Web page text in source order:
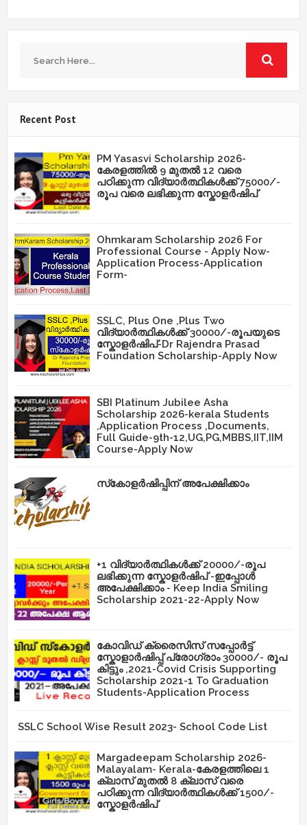
Recent Post
PM Yasasvi Scholarship 2026-
കേരളത്തിൽ 9 മുതൽ 12 വരെ
പഠിക്കുന്ന വിദ്യാർത്ഥികൾക്ക് 75000/-
രൂപ വരെ ലഭിക്കുന്ന സ്കോളർഷിപ്
Ohmkaram Scholarship 2026 For
Professional Course - Apply Now-
Application Process-Application
Form-
SSLC, Plus One ,Plus Two
വിദ്യാർത്ഥികൾക്ക് 30000/-രൂപയുടെ
സ്കോളർഷിപ്-Dr Rajendra Prasad
Foundation Scholarship-Apply Now
SBI Platinum Jubilee Asha
Scholarship 2026-kerala Students
,Application Process ,Documents,
Full Guide-9th-12,UG,PG,MBBS,IIT,IIM
Course-Apply Now
സ്‌കോളർഷിപ്പിന് അപേക്ഷിക്കാം
+1 വിദ്യാർത്ഥികൾക്ക് 20000/-രൂപ
ലഭിക്കുന്ന സ്കോളർഷിപ് -ഇപ്പോൾ
അപേക്ഷിക്കാം - Keep India Smiling
Scholarship 2021-22-Apply Now
കോവിഡ് ക്രൈസിസ് സപ്പോർട്ട്
സ്കോളാർഷിപ്പ് പ്രോഗ്രാം 30000/- രൂപ
കിട്ടും ,2021-Covid Crisis Supporting
Scholarship 2021-1 To Graduation
Students-Application Process
SSLC School Wise Result 2023- School Code List
Margadeepam Scholarship 2026-
Malayalam- Kerala-കേരളത്തിലെ 1
ക്ലാസ് മുതൽ 8 ക്ലാസ് വരെ
പഠിക്കുന്ന വിദ്യാർത്ഥികൾക്ക് 1500/-
സ്കോളർഷിപ്